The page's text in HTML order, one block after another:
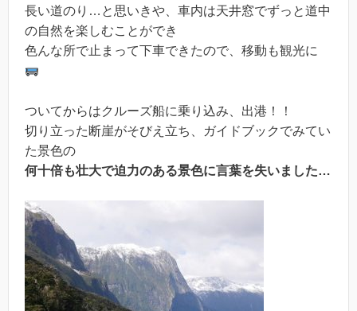
長い道のり…と思いきや、車内は天井窓でずっと道中
の自然を楽しむことができ
色んな所で止まって下車できたので、移動も観光に
ついてからはクルーズ船に乗り込み、出港！！
切り立った断崖がそびえ立ち、ガイドブックでみてい
た景色の
何十倍も壮大で迫力のある景色に言葉を失いました…